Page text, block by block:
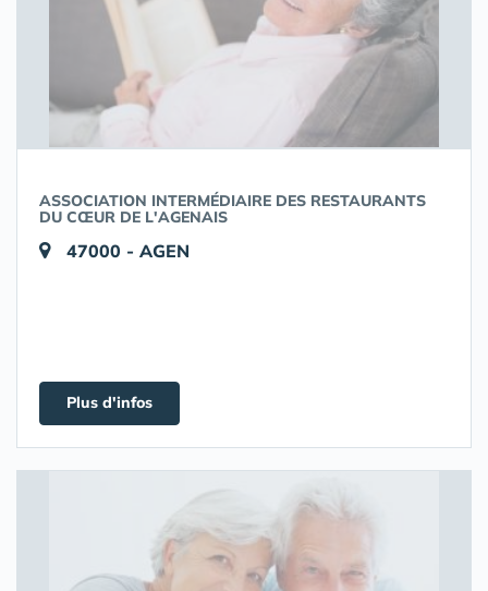
ASSOCIATION INTERMÉDIAIRE DES RESTAURANTS
DU CŒUR DE L'AGENAIS
47000 - AGEN
Plus d'infos